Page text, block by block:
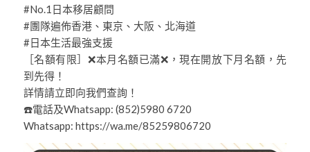
#No.1日本移居顧問
#團隊遍佈香港、東京、大阪、北海道
#日本生活最強支援
［名額有限］❌本月名額已滿❌，現在開放下月名額，先
到先得！
詳情請立即向我們查詢！
☎️電話及Whatsapp: (852)5980 6720
Whatsapp: https://wa.me/85259806720